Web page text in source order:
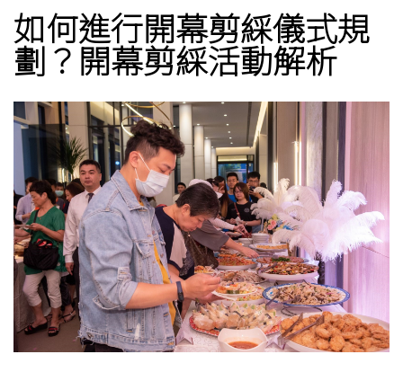
如何進行開幕剪綵儀式規
劃？開幕剪綵活動解析